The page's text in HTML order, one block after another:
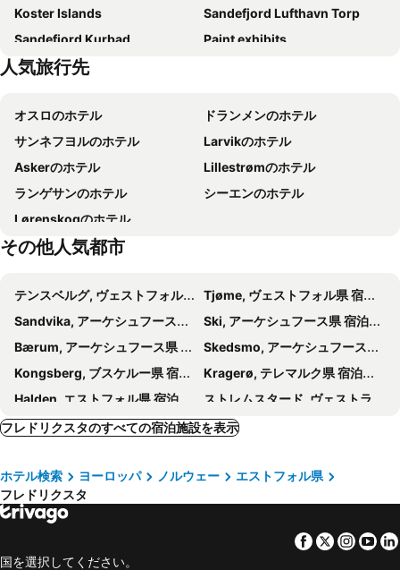
Koster Islands
Sandefjord Lufthavn Torp
Sandefjord Kurbad
Paint exhibits
人気旅行先
オスロのホテル
ドランメンのホテル
サンネフヨルのホテル
Larvikのホテル
Askerのホテル
Lillestrømのホテル
ランゲサンのホテル
シーエンのホテル
Lørenskogのホテル
その他人気都市
テンスベルグ, ヴェストフォル県 宿泊施設 -
Tjøme, ヴェストフォル県 宿泊施設 -
Sandvika, アーケシュフース県 宿泊施設 -
Ski, アーケシュフース県 宿泊施設 -
Bærum, アーケシュフース県 宿泊施設 -
Skedsmo, アーケシュフース県 宿泊施設 -
Kongsberg, ブスケルー県 宿泊施設 -
Kragerø, テレマルク県 宿泊施設 -
Halden, エストフォル県 宿泊施設 -
ストレムスタード, ヴェストラ・イェータランド県 宿泊施設 -
ポースグラン, テレマルク県 宿泊施設 -
Modum, ブスケルー県 宿泊施設 -
グレーベスタッド, ヴェストラ・イェータランド県 宿泊施設 -
Røyken, ブスケルー県 宿泊施設 -
Sørum, アーケシュフース県 宿泊施設 -
オスロ, オスロ 宿泊施設 -
Charlottenberg, ヴェルムランド県 宿泊施設 -
サンネフヨル, ヴェストフォル県 宿泊施設 -
Larvik, ヴェストフォル県 宿泊施設 -
フレドリクスタのすべての宿泊施設を表示
ホテル検索 ヨーロッパ ノルウェー
エストフォル県
フレドリクスタ
Facebook
Twitter
国を選択してください。